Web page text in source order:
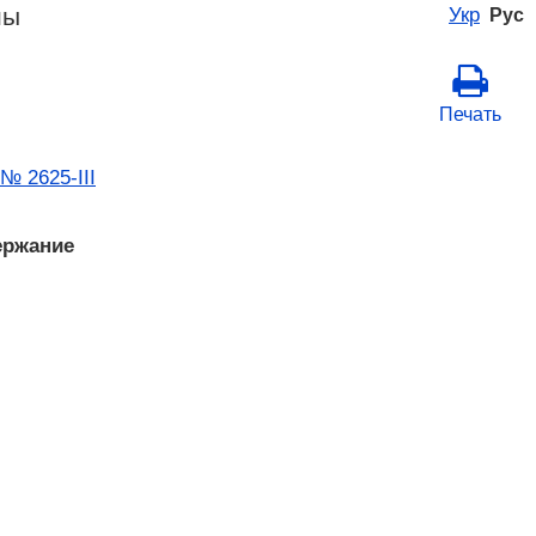
Укр Рус
Печать
№ 2625-III